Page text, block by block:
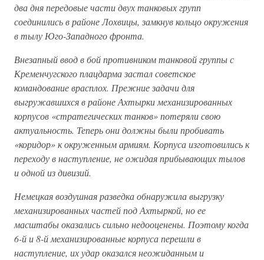
два дня передовые части двух танковых групп
соединились в районе Лохвицы, замкнув кольцо окружения
в тылу Юго-Западного фронта.
Внезапный ввод в бой противником танковой группы с
Кременчугского плацдарма застал советское
командование врасплох. Прежние задачи для
выгружавшихся в районе Ахтырки механизированных
корпусов «стратегических танков» потеряли свою
актуальность. Теперь они должны были пробивать
«коридор» к окруженным армиям. Корпуса изготовились к
переходу в наступление, не ожидая прибывающих тылов
и одной из дивизий.
Немецкая воздушная разведка обнаружила выгрузку
механизированных частей под Ахтыркой, но ее
масштабы оказались сильно недооценены. Поэтому когда
6-й и 8-й механизированные корпуса перешли в
наступление, их удар оказался неожиданным и